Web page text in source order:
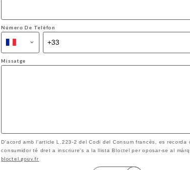
Número De Telèfon
Missatge
D'acord amb l'article L.223-2 del Codi del Consum francès, es recorda
consumidor té dret a inscriure's a la llista Bloctel per oposar-se al
bloctel.gouv.fr